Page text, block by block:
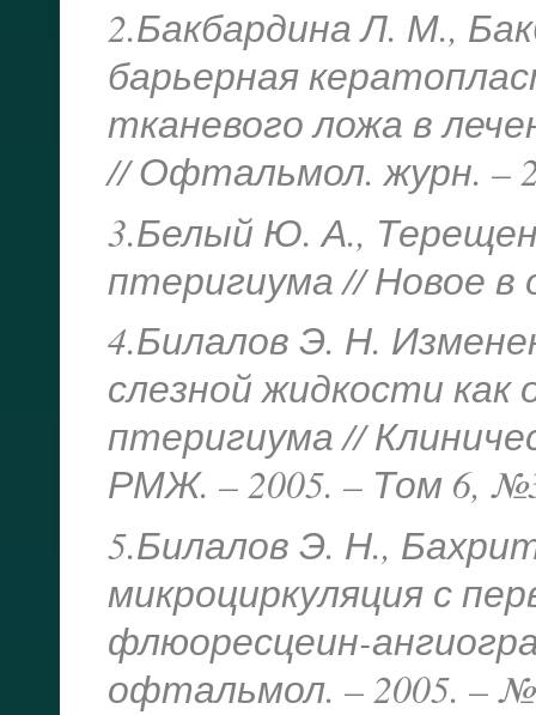
2.Бакбардина Л. М.,
барьерная
тканевого ложа в
// Офтальмол. журн. –
3.Белый Ю. А.,
птеригиума // Новое в
4.Билалов Э. Н.
слезной жидкости
птеригиума //
РМЖ. – 2005. – Том 6,
5.Билалов Э. Н.,
микроциркуляция с
флюоресцеин-
офтальмол. – 2005. –